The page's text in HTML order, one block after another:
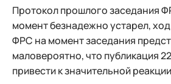
Протокол прошлого заседания
момент безнадежно устарел,
ФРС на момент заседания
маловероятно, что публикация
привести к значительной